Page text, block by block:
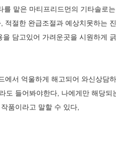
맡은 마티프리드먼의 기타솔로
절한 완급조절과 예상치못하는
담고있어 가려운곳을 시원하게
서 억울하게 해고되어 와신상담
들어봐야한다, 나에게만 해당되
품이라고 말할 수 있다,